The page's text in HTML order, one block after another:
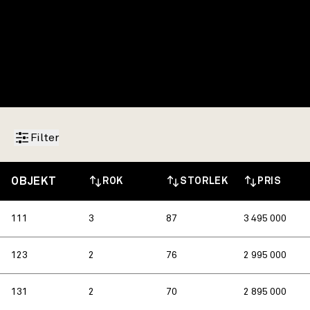
Filter
OBJEKT ROK STO RLE K PRIS
111 3 87 3 495 000
123 2 76 2 995 000
131 2 70 2 895 000